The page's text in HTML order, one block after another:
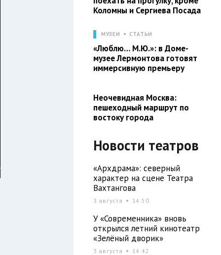
Коломны и Сергиева Посада
МУЗЕИ СТАТЬИ
«Люблю… М.Ю.»: в Доме-
музее Лермонтова готовят
иммерсивную премьеру
Неочевидная Москва:
пешеходный маршрут по
востоку города
Новости театров
«Архдрама»: северный
характер на сцене Театра
Вахтангова
3 августа 14:50
У «Современника» вновь
открылся летний кинотеатр
«Зелёный дворик»
3 августа 14:42